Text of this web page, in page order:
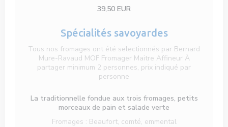
39,50 EUR
Spécialités savoyardes
Tous nos fromages ont été selectionnés par Bernard
Mure-Ravaud MOF Fromager Maitre Affineur À
partager minimum 2 personnes, prix indiqué par
personne
La traditionnelle fondue aux trois fromages, petits
morceaux de pain et salade verte
Fromages : Beaufort, comté, emmental